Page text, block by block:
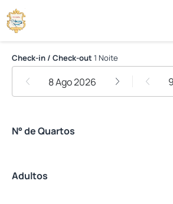
Pousada Palavras
Check-in / Check-out 1 Noite
8 Ago 2026
N° de Quartos
Adultos